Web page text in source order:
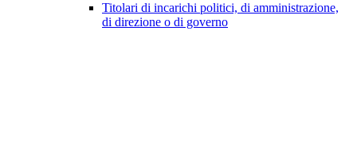
Titolari di incarichi politici, di amministrazione,
di direzione o di governo